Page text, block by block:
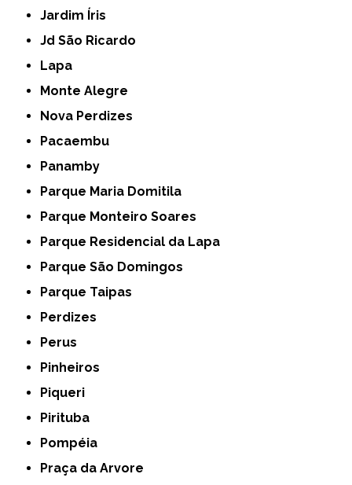
Jardim Íris
Jd São Ricardo
Lapa
Monte Alegre
Nova Perdizes
Pacaembu
Panamby
Parque Maria Domitila
Parque Monteiro Soares
Parque Residencial da Lapa
Parque São Domingos
Parque Taipas
Perdizes
Perus
Pinheiros
Piqueri
Pirituba
Pompéia
Praça da Arvore